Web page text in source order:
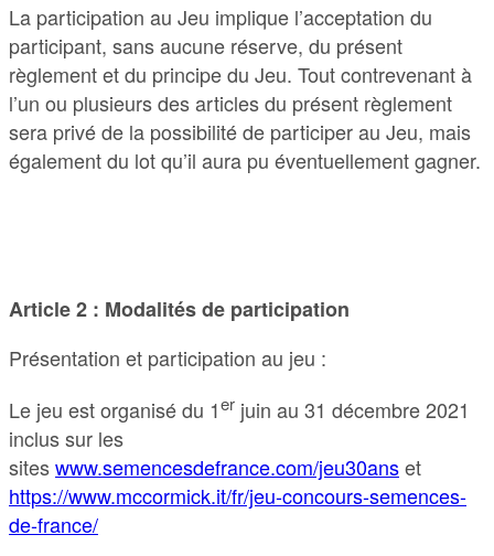
La participation au Jeu implique l’acceptation du
participant, sans aucune réserve, du présent
règlement et du principe du Jeu. Tout contrevenant à
l’un ou plusieurs des articles du présent règlement
sera privé de la possibilité de participer au Jeu, mais
également du lot qu’il aura pu éventuellement gagner.
Article 2 : Modalités de participation
Présentation et participation au jeu :
Le jeu est organisé du 1er juin au 31 décembre 2021
inclus sur les
siteswww.semencesdefrance.com/jeu30anset
https://www.mccormick.it/fr/jeu-concours-semences-
de-france/